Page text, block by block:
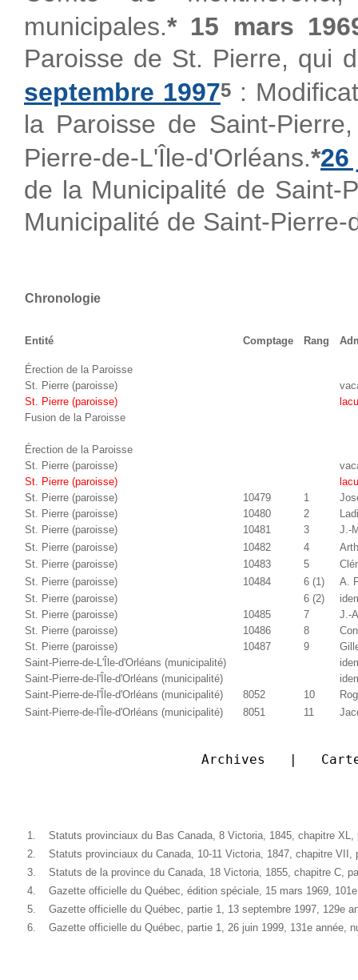
municipales.* 15 mars
Paroisse de St. Pierre, qui
septembre 19975:
la Paroisse de Saint-
Pierre-de-L'Île-d'Orléans.*26
de la Municipalité de Saint-
Municipalité de Saint-
Chronologie
Entité Comptage Rang
Érection de la Paroisse
St. Pierre (paroisse)
St. Pierre (paroisse)
Fusion de la Paroisse
Érection de la Paroisse
St. Pierre (paroisse)
St. Pierre (paroisse)
St. Pierre (paroisse)
10479 1
St. Pierre (paroisse)
10480 2
St. Pierre (paroisse)
10481 3
J.-
St. Pierre (paroisse)
10482 4
St. Pierre (paroisse)
10483 5
St. Pierre (paroisse)
10484 6 (1)
A.
St. Pierre (paroisse)
6 (2)
St. Pierre (paroisse)
10485 7
J.-
St. Pierre (paroisse)
10486 8
St. Pierre (paroisse)
10487 9
Saint-Pierre-de-L'Île-d'Orléans (municipalité)
Saint-Pierre-de-l'Île-d'Orléans (municipalité)
Saint-Pierre-de-l'Île-d'Orléans (municipalité)
8052 10
Saint-Pierre-de-l'Île-d'Orléans (municipalité)
8051 11
Archives   |
1.
Statuts provinciaux du Bas Canada, 8 Victoria, 1845, chapitre
2.
Statuts provinciaux du Canada, 10-11 Victoria, 1847, chapitre VII,
3.
Statuts de la province du Canada, 18 Victoria, 1855, chapitre C,
4.
Gazette officielle du Québec, édition spéciale, 15 mars 1969,
5.
Gazette officielle du Québec, partie 1, 13 septembre 1997, 129e
6.
Gazette officielle du Québec, partie 1, 26 juin 1999, 131e année,